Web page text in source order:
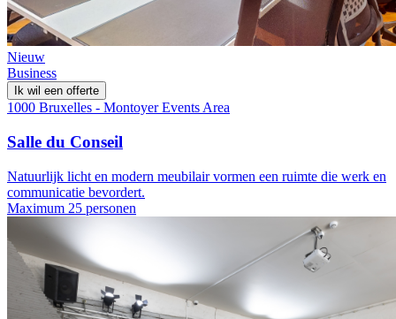
Nieuw
Business
Ik wil een offerte
1000 Bruxelles - Montoyer Events Area
Salle du Conseil
Natuurlijk licht en modern meubilair vormen een ruimte die werk en
communicatie bevordert.
Maximum 25 personen